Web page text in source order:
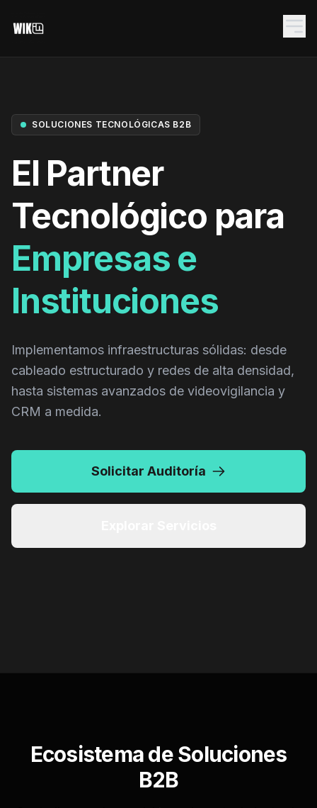
CAM.INT.2B
SOLUCIONES TECNOLÓGICAS B2B
El Partner
Tecnológico para
Empresas e
Instituciones
Implementamos infraestructuras sólidas: desde
cableado estructurado y redes de alta densidad,
hasta sistemas avanzados de videovigilancia y
CRM a medida.
Solicitar Auditoría
Ecosistema de Soluciones
B2B